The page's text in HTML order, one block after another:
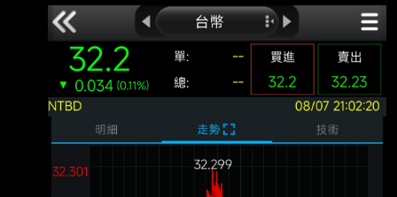
https://www.bls.gov/ 內文： 美國7月非農就業
人口 前值修正為2.0萬（原公布5.7萬） 預期8.0
萬 公佈為-2.3萬 美國7月失業率 前值 4.2% 預
期 4.2% 公佈 4.1% 越爛越噴，升息機會降低，
台指期夜盤先向上一根？ ----- Sent from JPTT
on my iPhone --